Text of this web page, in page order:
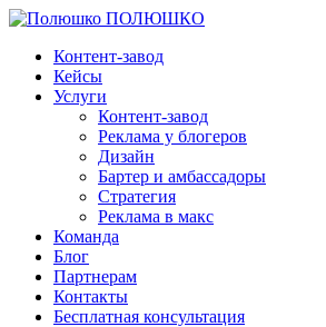
ПОЛЮШКО
Контент-завод
Кейсы
Услуги
Контент-завод
Реклама у блогеров
Дизайн
Бартер и амбассадоры
Стратегия
Реклама в макс
Команда
Блог
Партнерам
Контакты
Бесплатная консультация